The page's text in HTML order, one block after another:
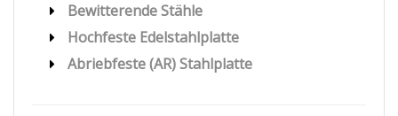
Bewitterende Stähle
Hochfeste Edelstahlplatte
Abriebfeste (AR) Stahlplatte